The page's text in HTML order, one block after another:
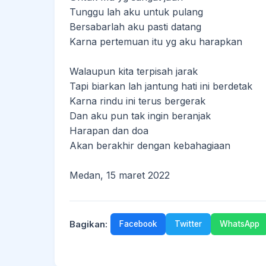
Tunggu lah aku untuk pulang
Bersabarlah aku pasti datang
Karna pertemuan itu yg aku harapkan
Walaupun kita terpisah jarak
Tapi biarkan lah jantung hati ini berdetak
Karna rindu ini terus bergerak
Dan aku pun tak ingin beranjak
Harapan dan doa
Akan berakhir dengan kebahagiaan
Medan, 15 maret 2022
Bagikan: Facebook Twitter WhatsApp